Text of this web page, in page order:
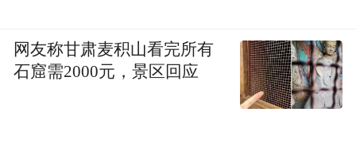
网友称甘肃麦积山看完所有
石窟需2000元，景区回应